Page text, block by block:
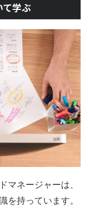
て学ぶ
マネージャーは、
を持っています。